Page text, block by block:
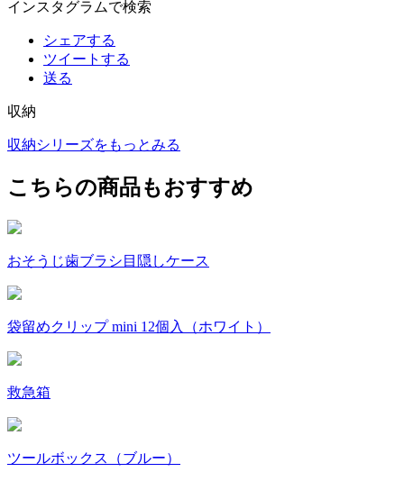
インスタグラムで検索
シェアする
ツイートする
送る
収納
収納シリーズをもっとみる
こちらの商品もおすすめ
おそうじ歯ブラシ目隠しケース
袋留めクリップ mini 12個入（ホワイト）
救急箱
ツールボックス（ブルー）